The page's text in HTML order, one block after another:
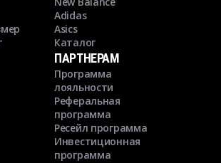
Adidas
Asics
Каталог
ПАРТНЕРАМ
Программа
лояльности
Реферальная
программа
Ресейл программа
Инвестиционная
программа